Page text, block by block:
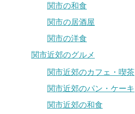
関市の和食
関市の居酒屋
関市の洋食
関市近郊のグルメ
関市近郊のカフェ・喫茶
関市近郊のパン・ケーキ
関市近郊の和食